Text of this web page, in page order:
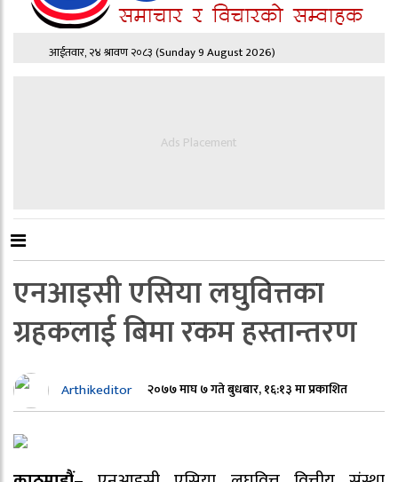
आईतवार, २४ श्रावण २०८३(Sunday 9 August 2026)
Ads Placement
एनआइसी एसिया लघुवित्तका
ग्रहकलाई बिमा रकम हस्तान्तरण
Arthikeditor २०७७ माघ ७ गते बुधबार, १६:१३ मा प्रकाशित